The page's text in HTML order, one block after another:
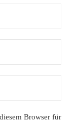
Browser für